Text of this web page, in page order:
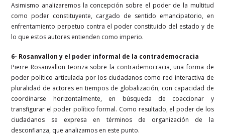
Asimismo analizaremos la concepción sobre el poder de la multitud
como poder constituyente, cargado de sentido emancipatorio, en
enfrentamiento perpetuo contra el poder constituido del estado y de
lo que estos autores entienden como imperio.
6- Rosanvallon y el poder informal de la contrademocracia
Pierre Rosanvallon teoriza sobre la contrademocracia, una forma de
poder político articulada por los ciudadanos como red interactiva de
pluralidad de actores en tiempos de globalización, con capacidad de
coordinarse horizontalmente, en búsqueda de coaccionar y
transfigurar el poder político formal. Como resultado, el poder de los
ciudadanos se expresa en términos de organización de la
desconfianza, que analizamos en este punto.